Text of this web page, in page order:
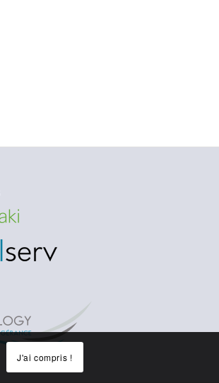
J'ai compris !